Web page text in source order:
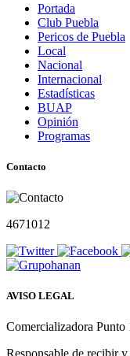
Portada
Club Puebla
Pericos de Puebla
Local
Nacional
Internacional
Estadísticas
BUAP
Opinión
Programas
Contacto
4671012
AVISO LEGAL
Comercializadora